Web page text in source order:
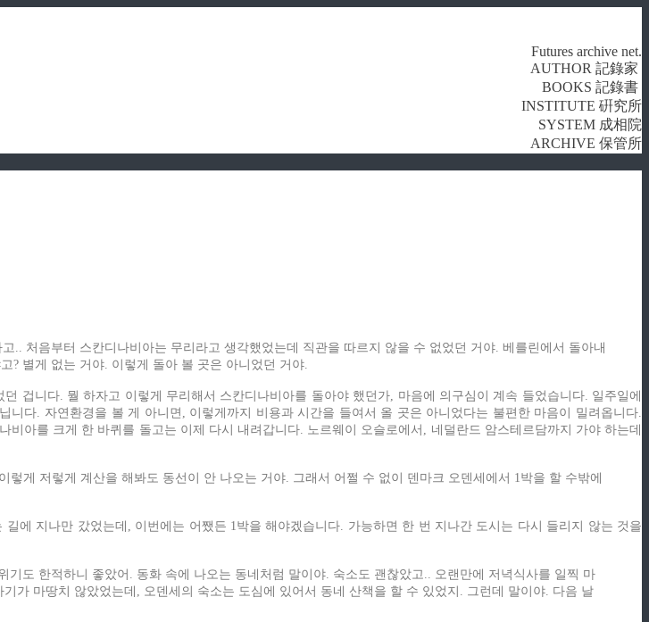
Futures archive net.
AUTHOR 記錄家
BOOKS 記錄書
INSTITUTE 硏究所
SYSTEM 成相院
ARCHIVE 保管所
.. 처음부터 스칸디나비아는 무리라고 생각했었는데 직관을 따르지 않을 수 없었던 거야. 베를린에서 돌아내
? 별게 없는 거야. 이렇게 돌아 볼 곳은 아니었던 거야.
겁니다. 뭘 하자고 이렇게 무리해서 스칸디나비아를 돌아야 했던가, 마음에 의구심이 계속 들었습니다. 일주일에
다. 자연환경을 볼 게 아니면, 이렇게까지 비용과 시간을 들여서 올 곳은 아니었다는 불편한 마음이 밀려옵니다.
아를 크게 한 바퀴를 돌고는 이제 다시 내려갑니다. 노르웨이 오슬로에서, 네덜란드 암스테르담까지 가야 하는데
게 저렇게 계산을 해봐도 동선이 안 나오는 거야. 그래서 어쩔 수 없이 덴마크 오덴세에서 1박을 할 수밖에
에 지나만 갔었는데, 이번에는 어쨌든 1박을 해야겠습니다. 가능하면 한 번 지나간 도시는 다시 들리지 않는 것을
도 한적하니 좋았어. 동화 속에 나오는 동네처럼 말이야. 숙소도 괜찮았고.. 오랜만에 저녁식사를 일찍 마
가 마땅치 않았었는데, 오덴세의 숙소는 도심에 있어서 동네 산책을 할 수 있었지. 그런데 말이야. 다음 날